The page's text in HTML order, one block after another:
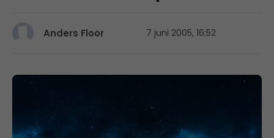
Anders Floor 7 juni 2005, 16:52